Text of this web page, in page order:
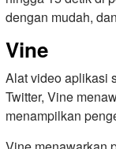
dengan mudah,
Vine
Alat video aplikasi
Twitter, Vine
menampilkan